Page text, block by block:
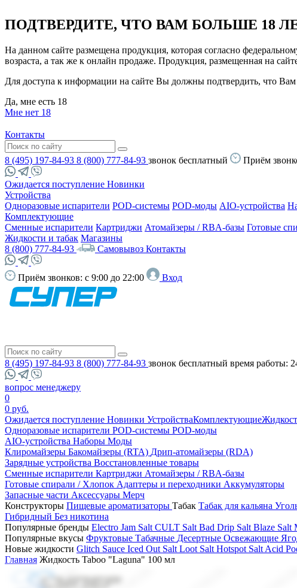
ПОДТВЕРДИТЕ, ЧТО ВАМ БОЛЬШЕ 18
На данном сайте размещена продукция, которая согласно
возраста, а так же к онлайн продаже. Продукция, размещенная на
Для доступа к информации на сайте Вы должны подтвердить, что Вам
Да, мне есть 18
Мне нет 18
Контакты
8 (495) 197-84-93 8 (800) 777-84-93 звонок бесплатный Приём
Ожидается поступление Новинки
Устройства
Одноразовые испарители POD-системы POD-моды AIO-устройства
Комплектующие
Сменные испарители Картриджи Атомайзеры / RBA-базы Готовые
Жидкости и табак Магазины
8 (800) 777-84-93
Самовывоз Контакты
Приём звонков: с 9:00 до 22:00 Вход
8 (495) 197-84-93 8 (800) 777-84-93 звонок бесплатный время работы:
вопрос менеджеру
0
0 руб.
Ожидается поступление Новинки УстройстваКомплектующие
Одноразовые испарители POD-системы POD-моды
AIO-устройства Наборы Моды
Клиромайзеры Бакомайзеры (RTA) Дрип-атомайзеры (RDA)
Зарядные устройства Восстановленные товары
Сменные испарители Картриджи Атомайзеры / RBA-базы
Готовые спирали / Хлопок Адаптеры и переходники Аккумуляторы
Запасные части Аксессуары Мерч
Конструкторы Пищевые ароматизаторы Табак Табак для кальяна
Гибридный Без никотина
Популярные бренды Electro Jam Salt CULT Salt Bad Drip Salt Blaze Salt
Популярные вкусы Фруктовые Табачные Десертные Освежающие
Новые жидкости Glitch Sauce Iced Out Salt Loot Salt Hotspot Salt Acid
Главная Жидкость Taboo "Laguna" 100 мл